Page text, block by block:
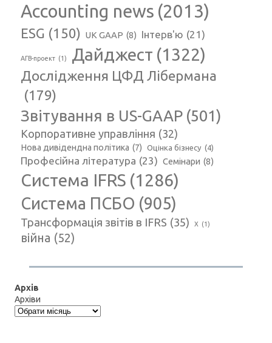
Accounting news (2013)
ESG (150) UK GAAP (8) Інтерв'ю (21)
АГВ-проект (1) Дайджест (1322)
Дослідження ЦФД Лібермана
(179)
Звітування в US-GAAP (501)
Корпоративне управління (32)
Нова дивідендна політика (7) Оцінка бізнесу (4)
Професійна література (23) Семінари (8)
Система IFRS (1286)
Система ПСБО (905)
Трансформація звітів в IFRS (35) Х (1)
війна (52)
Архів
Архіви